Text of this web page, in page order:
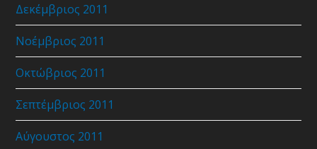
Δεκέμβριος 2011
Νοέμβριος 2011
Οκτώβριος 2011
Σεπτέμβριος 2011
Αύγουστος 2011